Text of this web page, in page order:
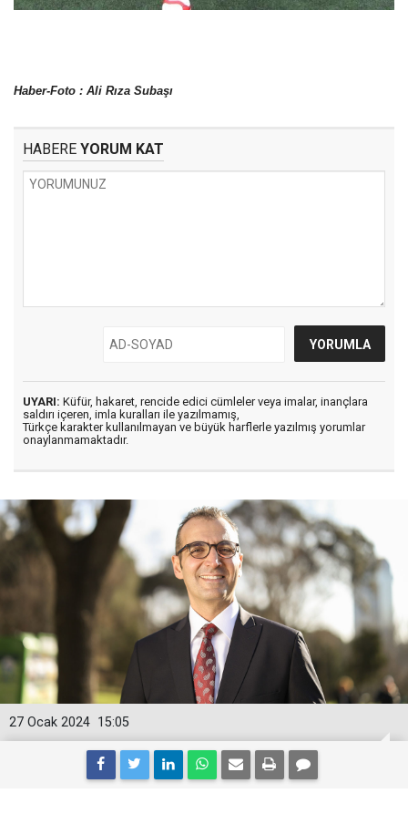
Haber-Foto : Ali Rıza Subaşı
HABERE YORUM KAT
UYARI: Küfür, hakaret, rencide edici cümleler veya imalar, inançlara
saldırı içeren, imla kuralları ile yazılmamış,
Türkçe karakter kullanılmayan ve büyük harflerle yazılmış yorumlar
onaylanmamaktadır.
15:05
27 Ocak 2024